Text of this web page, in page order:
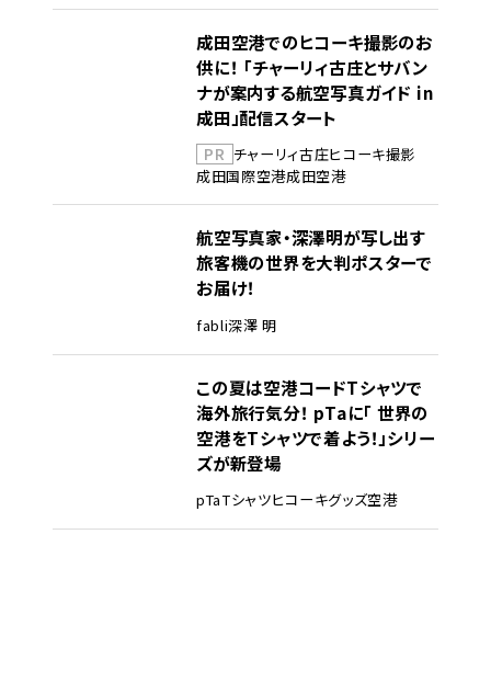
成田空港でのヒコーキ撮影のお
供に！ 「チャーリィ古庄とサバン
ナが案内する航空写真ガイド in
成田」配信スタート
PR チャーリィ古庄ヒコーキ撮影
成田国際空港成田空港
航空写真家・深澤明が写し出す
旅客機の世界を大判ポスターで
お届け！
fabli深澤 明
この夏は空港コードTシャツで
海外旅行気分！ pTaに「 世界の
空港をTシャツで着よう！」シリー
ズが新登場
pTaTシャツヒコーキグッズ空港